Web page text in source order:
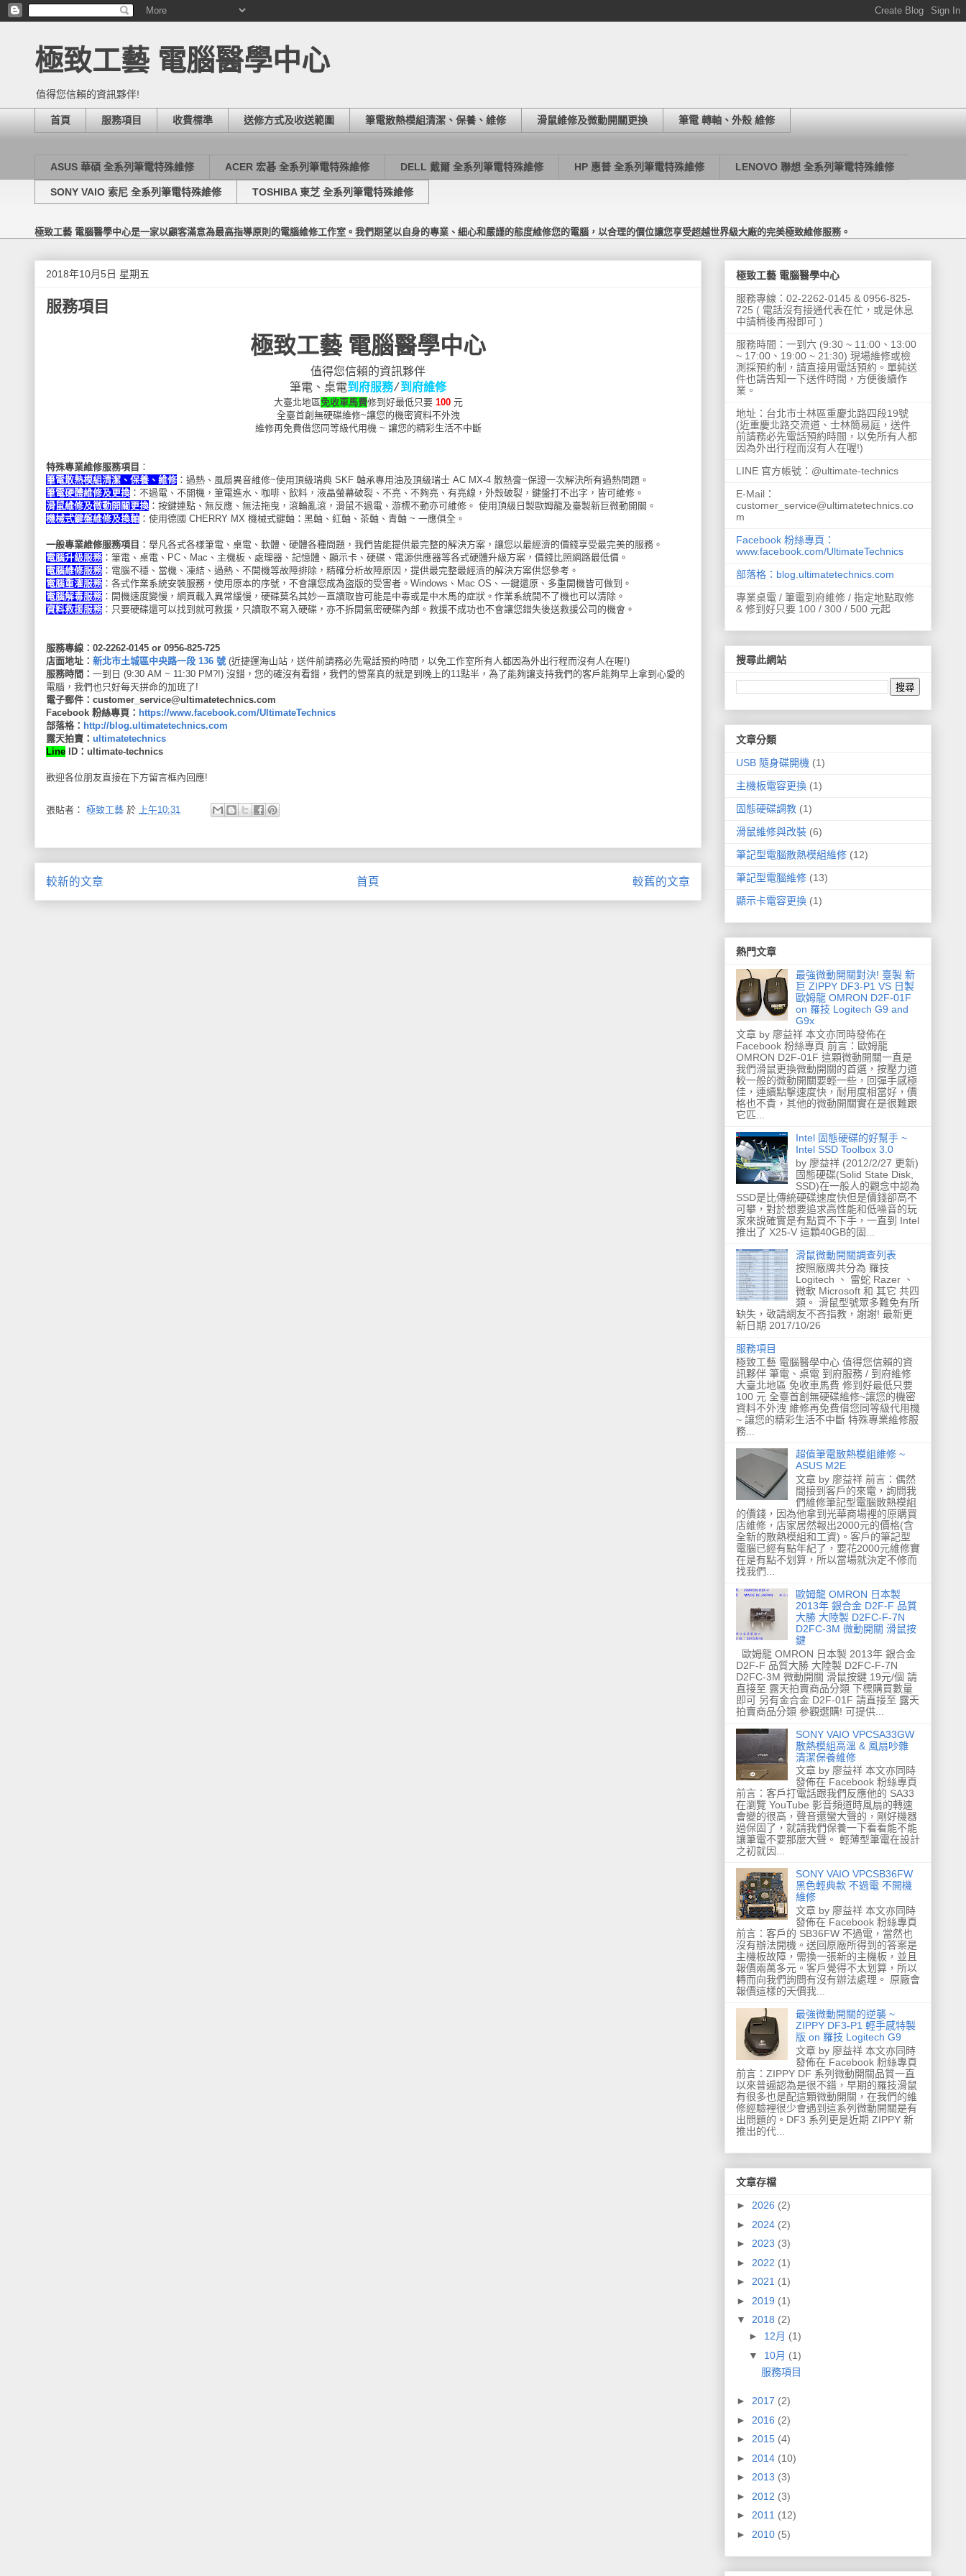
極致工藝 電腦醫學中心
值得您信賴的資訊夥伴!
首頁 服務項目 收費標準 送修方式及收送範圍 筆電散熱模組清潔、保養、維修 滑鼠維修及微動開關更換 筆電 轉軸、外殼 維修
ASUS 華碩 全系列筆電特殊維修 ACER 宏碁 全系列筆電特殊維修 DELL 戴爾 全系列筆電特殊維修 HP 惠普 全系列筆電特殊維修 LENOVO 聯想 全系列筆電特殊維修
SONY VAIO 索尼 全系列筆電特殊維修 TOSHIBA 東芝 全系列筆電特殊維修
極致工藝 電腦醫學中心是一家以顧客滿意為最高指導原則的電腦維修工作室。我們期望以自身的專業、細心和嚴謹的態度維修您的電腦，以合理的價位讓您享受超越世界級大廠的完美極致維修服務。
2018年10月5日 星期五
服務項目
極致工藝 電腦醫學中心
值得您信賴的資訊夥伴
筆電、桌電到府服務/到府維修
大臺北地區免收車馬費修到好最低只要 100元
全臺首創無硬碟維修~讓您的機密資料不外洩
維修再免費借您同等級代用機 ~ 讓您的精彩生活不中斷
特殊專業維修服務項目 ：
筆電散熱模組清潔、保養、維修 ：過熱、風扇異音維修~使用頂級瑞典 SKF 軸承專用油及頂級瑞士 AC MX-4 散熱膏~保證一次解決所有過熱問題。
筆電硬體維修及更換 ：不過電、不開機，筆電進水、咖啡、飲料，液晶螢幕破裂、不亮、不夠亮、有亮線，外殼破裂，鍵盤打不出字，皆可維修。
滑鼠維修及微動開關更換 ：按鍵連點、無反應、無法拖曳，滾輪亂滾，滑鼠不過電、游標不動亦可維修。 使用頂級日製歐姆龍及臺製新巨微動開關。
機械式鍵盤維修及換軸 ：使用德國 CHERRY MX 機械式鍵軸：黑軸、紅軸、茶軸、青軸 ~ 一應俱全。
一般專業維修服務項目 ：舉凡各式各樣筆電、桌電、軟體、硬體各種問題，我們皆能提供最完整的解決方案，讓您以最經濟的價錢享受最完美的服務。
電腦升級服務 ：筆電、桌電、PC、Mac、主機板、處理器、記憶體、顯示卡、硬碟、電源供應器等各式硬體升級方案，價錢比照網路最低價。
電腦維修服務 ：電腦不穩、當機、凍結、過熱、不開機等故障排除，精確分析故障原因，提供最完整最經濟的解決方案供您參考。
電腦重灌服務 ：各式作業系統安裝服務，使用原本的序號，不會讓您成為盜版的受害者。Windows、Mac OS、一鍵還原、多重開機皆可做到。
電腦解毒服務 ：開機速度變慢，網頁載入異常緩慢，硬碟莫名其妙一直讀取皆可能是中毒或是中木馬的症狀。作業系統開不了機也可以清除。
資料救援服務 ：只要硬碟還可以找到就可救援，只讀取不寫入硬碟，亦不拆開氣密硬碟內部。救援不成功也不會讓您錯失後送救援公司的機會。
服務專線：02-2262-0145 or 0956-825-725
店面地址： 新北市土城區中央路一段 136 號 (近捷運海山站，送件前請務必先電話預約時間，以免工作室所有人都因為外出行程而沒有人在喔!)
服務時間： 一到日 (9:30 AM ~ 11:30 PM?!) 沒錯，您的確沒有看錯，我們的營業真的就是到晚上的11點半，為了能夠讓支持我們的客戶能夠早上拿到心愛的
電腦，我們也只好每天拼命的加班了!
電子郵件： customer_service@ultimatetechnics.com
Facebook 粉絲專頁： https://www.facebook.com/UltimateTechnics
部落格： http://blog.ultimatetechnics.com
露天拍賣： ultimatetechnics
Line ID：ultimate-technics
歡迎各位朋友直接在下方留言框內回應!
張貼者： 極致工藝 於 上午10:31
較新的文章 較舊的文章
首頁
極致工藝 電腦醫學中心
服務專線：02-2262-0145 & 0956-825-
725 ( 電話沒有接通代表在忙，或是休息
中請稍後再撥即可 )
服務時間：一到六 (9:30 ~ 11:00、13:00
~ 17:00、19:00 ~ 21:30) 現場維修或檢
測採預約制，請直接用電話預約。單純送
件也請告知一下送件時間，方便後續作
業。
地址：台北市士林區重慶北路四段19號
(近重慶北路交流道、士林簡易庭，送件
前請務必先電話預約時間，以免所有人都
因為外出行程而沒有人在喔!)
LINE 官方帳號：@ultimate-technics
E-Mail：
customer_service@ultimatetechnics.co
m
Facebook 粉絲專頁：
www.facebook.com/UltimateTechnics
部落格：blog.ultimatetechnics.com
專業桌電 / 筆電到府維修 / 指定地點取修
& 修到好只要 100 / 300 / 500 元起
搜尋此網站
文章分類
USB 隨身碟開機 (1)
主機板電容更換 (1)
固態硬碟調教 (1)
滑鼠維修與改裝 (6)
筆記型電腦散熱模組維修 (12)
筆記型電腦維修 (13)
顯示卡電容更換 (1)
熱門文章
最強微動開關對決! 臺製 新
巨 ZIPPY DF3-P1 VS 日製
歐姆龍 OMRON D2F-01F
on 羅技 Logitech G9 and
G9x
文章 by 廖益祥 本文亦同時發佈在
Facebook 粉絲專頁 前言：歐姆龍
OMRON D2F-01F 這顆微動開關一直是
我們滑鼠更換微動開關的首選，按壓力道
較一般的微動開關要輕一些，回彈手感極
佳，連續點擊速度快，耐用度相當好，價
格也不貴，其他的微動開關實在是很難跟
它匹...
Intel 固態硬碟的好幫手 ~
Intel SSD Toolbox 3.0
by 廖益祥 (2012/2/27 更新)
固態硬碟(Solid State Disk,
SSD)在一般人的觀念中認為
SSD是比傳統硬碟速度快但是價錢卻高不
可攀，對於想要追求高性能和低噪音的玩
家來說確實是有點買不下手，一直到 Intel
推出了 X25-V 這顆40GB的固...
滑鼠微動開關調查列表
按照廠牌共分為 羅技
Logitech 、 雷蛇 Razer 、
微軟 Microsoft 和 其它 共四
類。 滑鼠型號眾多難免有所
缺失，敬請網友不吝指教，謝謝! 最新更
新日期 2017/10/26
服務項目
極致工藝 電腦醫學中心 值得您信賴的資
訊夥伴 筆電、桌電 到府服務 / 到府維修
大臺北地區 免收車馬費 修到好最低只要
100 元 全臺首創無硬碟維修~讓您的機密
資料不外洩 維修再免費借您同等級代用機
~ 讓您的精彩生活不中斷 特殊專業維修服
務...
超值筆電散熱模組維修 ~
ASUS M2E
文章 by 廖益祥 前言：偶然
間接到客戶的來電，詢問我
們維修筆記型電腦散熱模組
的價錢，因為他拿到光華商場裡的原購買
店維修，店家居然報出2000元的價格(含
全新的散熱模組和工資)。客戶的筆記型
電腦已經有點年紀了，要花2000元維修實
在是有點不划算，所以當場就決定不修而
找我們...
歐姆龍 OMRON 日本製
2013年 銀合金 D2F-F 品質
大勝 大陸製 D2FC-F-7N
D2FC-3M 微動開關 滑鼠按
鍵
歐姆龍 OMRON 日本製 2013年 銀合金
D2F-F 品質大勝 大陸製 D2FC-F-7N
D2FC-3M 微動開關 滑鼠按鍵 19元/個 請
直接至 露天拍賣商品分類 下標購買數量
即可 另有金合金 D2F-01F 請直接至 露天
拍賣商品分類 參觀選購! 可提供...
SONY VAIO VPCSA33GW
散熱模組高溫 & 風扇吵雜
清潔保養維修
文章 by 廖益祥 本文亦同時
發佈在 Facebook 粉絲專頁
前言：客戶打電話跟我們反應他的 SA33
在瀏覽 YouTube 影音頻道時風扇的轉速
會變的很高，聲音還蠻大聲的，剛好機器
過保固了，就請我們保養一下看看能不能
讓筆電不要那麼大聲。 輕薄型筆電在設計
之初就因...
SONY VAIO VPCSB36FW
黑色輕典款 不過電 不開機
維修
文章 by 廖益祥 本文亦同時
發佈在 Facebook 粉絲專頁
前言：客戶的 SB36FW 不過電，當然也
沒有辦法開機。送回原廠所得到的答案是
主機板故障，需換一張新的主機板，並且
報價兩萬多元。客戶覺得不太划算，所以
轉而向我們詢問有沒有辦法處理。 原廠會
報價這樣的天價我...
最強微動開關的逆襲 ~
ZIPPY DF3-P1 輕手感特製
版 on 羅技 Logitech G9
文章 by 廖益祥 本文亦同時
發佈在 Facebook 粉絲專頁
前言：ZIPPY DF 系列微動開關品質一直
以來普遍認為是很不錯，早期的羅技滑鼠
有很多也是配這顆微動開關，在我們的維
修經驗裡很少會遇到這系列微動開關是有
出問題的。DF3 系列更是近期 ZIPPY 新
推出的代...
文章存檔
► 2026 (2)
► 2024 (2)
► 2023 (3)
► 2022 (1)
► 2021 (1)
► 2019 (1)
▼ 2018 (2)
► 12月 (1)
▼ 10月 (1)
服務項目
► 2017 (2)
► 2016 (2)
► 2015 (4)
► 2014 (10)
► 2013 (3)
► 2012 (3)
► 2011 (12)
► 2010 (5)